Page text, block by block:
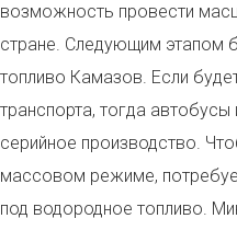
возможность провести
стране. Следующим этапом
топливо Камазов. Если
транспорта, тогда
серийное производство.
массовом режиме,
под водородное топливо.